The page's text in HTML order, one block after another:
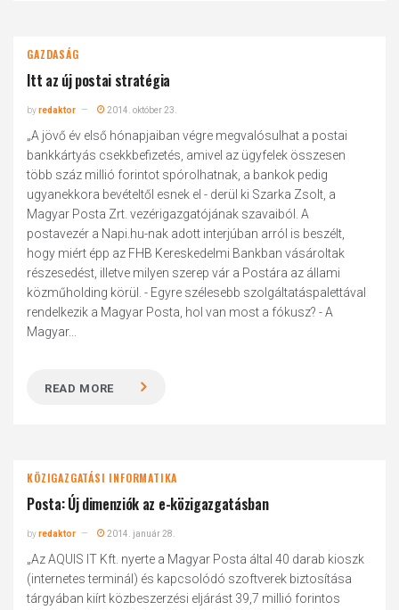
GAZDASÁG
Itt az új postai stratégia
byredaktor 2014. október 23.
„A jövő év első hónapjaiban végre megvalósulhat a postai
bankkártyás csekkbefizetés, amivel az ügyfelek összesen
több száz millió forintot spórolhatnak, a bankok pedig
ugyanekkora bevételtől esnek el - derül ki Szarka Zsolt, a
Magyar Posta Zrt. vezérigazgatójának szavaiból. A
postavezér a Napi.hu-nak adott interjúban arról is beszélt,
hogy miért épp az FHB Kereskedelmi Bankban vásároltak
részesedést, illetve milyen szerep vár a Postára az állami
közműholding körül. - Egyre szélesebb szolgáltatáspalettával
rendelkezik a Magyar Posta, hol van most a fókusz? - A
Magyar...
READ MORE
KÖZIGAZGATÁSI INFORMATIKA
Posta: Új dimenziók az e-közigazgatásban
byredaktor 2014. január 28.
„Az AQUIS IT Kft. nyerte a Magyar Posta által 40 darab kioszk
(internetes terminál) és kapcsolódó szoftverek biztosítása
tárgyában kiírt közbeszerzési eljárást 39,7 millió forintos